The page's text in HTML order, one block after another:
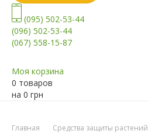
(095) 502-53-44
(096) 502-53-44
(067) 558-15-87
Моя корзина
0 товаров
на 0 грн
Главная Средства защиты растений